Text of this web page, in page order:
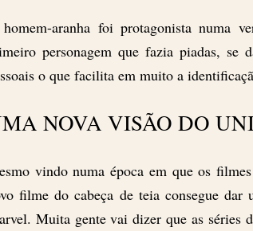
aranha foi protagonista numa
personagem que fazia piadas, se
o que facilita em muito a
NOVA VISÃO DO
vindo numa época em que os
filme do cabeça de teia consegue
Muita gente vai dizer que as séries